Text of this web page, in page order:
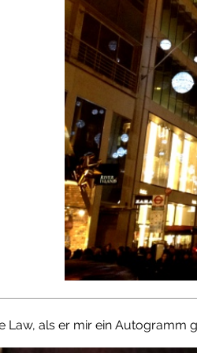
Law, als er mir ein Autogramm